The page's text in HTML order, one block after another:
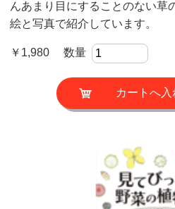
んあまり目にすることのない草
絵と写真で紹介しています。
￥1,980 数量